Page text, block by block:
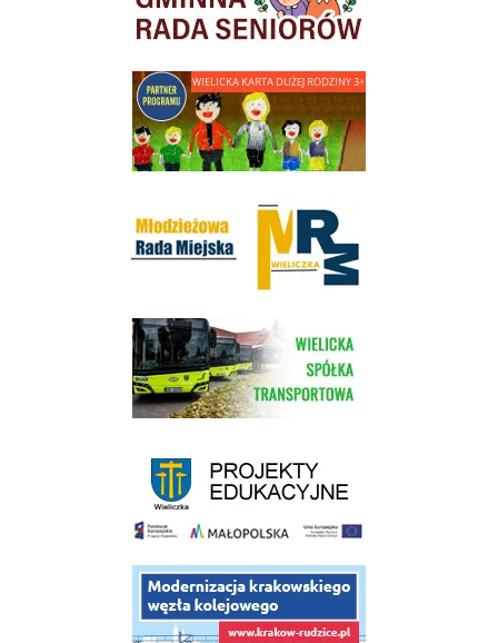
link do strony - Wielicka Karta Dużej Rodziny
link do strony Wielickiej Spółki Transportowej
link do opisu projektu budowy linii kolejowej Krakow Rudzice